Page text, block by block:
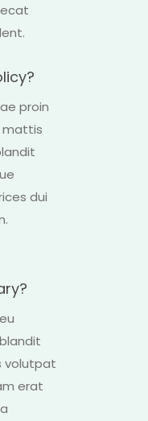
proin
mattis
dui
volutpat
erat